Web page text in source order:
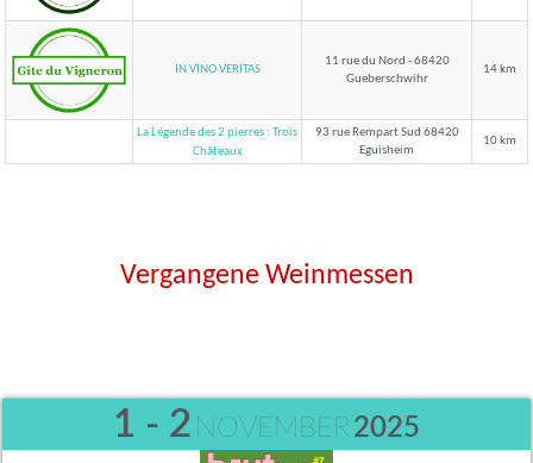
IN VINO VERITAS
11 rue du Nord - 68420
Gueberschwihr
14 km
La Légende des 2 pierres : Trois
Châteaux
93 rue Rempart Sud 68420
Eguisheim
10 km
Vergangene Weinmessen
1 - 2 NOVEMBER2025